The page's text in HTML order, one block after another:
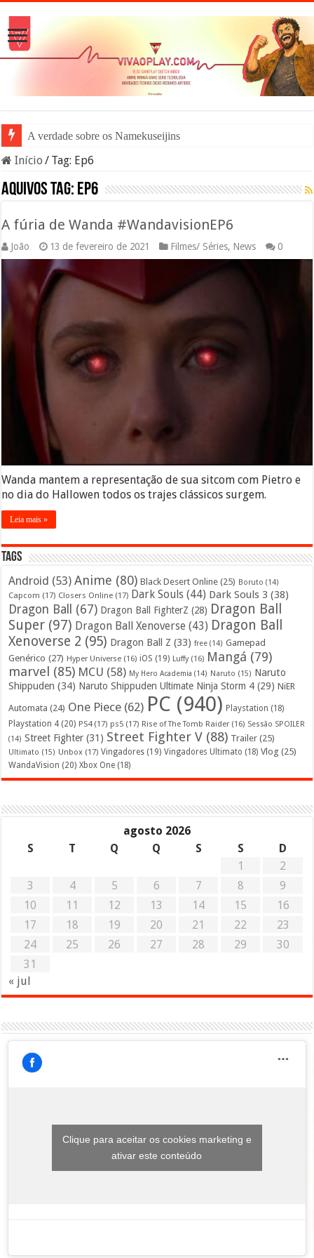
A verdade sobre os Namekuseijins – DRAGO
Início / Tag: Ep6
Aquivos tag: Ep6
A fúria de Wanda #WandavisionEP6
João 13 de fevereiro de 2021 Filmes/ Séries, News 0
Wanda mantem a representação de sua sitcom com Pietro e
no dia do Hallowen todos os trajes clássicos surgem.
Leia mais »
Tags
Android (53) Anime (80) Black Desert Online (25) Boruto (14)
Capcom (17) Closers Online (17) Dark Souls (44) Dark Souls 3 (38)
Dragon Ball (67) Dragon Ball FighterZ (28) Dragon Ball
Super (97) Dragon Ball Xenoverse (43) Dragon Ball
Xenoverse 2 (95) Dragon Ball Z (33) free (14) Gamepad
Genérico (27) Hyper Universe (16) iOS (19) Luffy(16) Mangá (79)
marvel (85) MCU (58) My Hero Academia (14) Naruto (15) Naruto
Shippuden (34) Naruto Shippuden Ultimate Ninja Storm 4 (29) NiER
Automata (24) One Piece (62) PC (940) Playstation (18)
Playstation 4 (20) PS4(17) ps5 (17) Rise of The Tomb Raider (16) Sessão SPOILER
(14) Street Fighter (31) Street Fighter V (88) Trailer (25)
Ultimato (15) Unbox (17) Vingadores (19) Vingadores Ultimato (18) Vlog (25)
WandaVision (20) Xbox One (18)
agosto 2026
S
T Q Q S S
D
1
2
3
4 5 6 7 8
9
10
11 12 13 14 15
16
17
18 19 20 21 22
23
24
25 26 27 28 29
30
31
« jul
Clique para aceitar os cookies marketing e
ativar este conteúdo